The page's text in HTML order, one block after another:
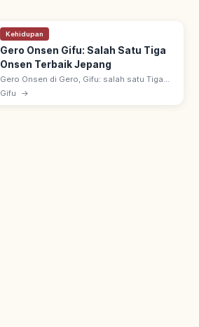
Kehidupan
Gero Onsen Gifu: Salah Satu Tiga
Onsen Terbaik Jepang
Gero Onsen di Gero, Gifu: salah satu Tiga
Onsen Terbaik Jepang bersama Arima &
Gifu →